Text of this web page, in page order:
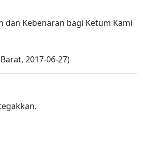
dan Kebenaran bagi Ketum Kami
2017-06-27)